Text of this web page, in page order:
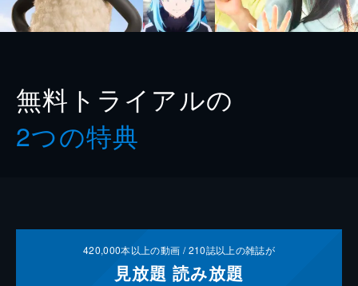
無料トライアルの
2つの特典
420,000本以上の動画 /210誌以上の雑誌が
見放題 読み放題